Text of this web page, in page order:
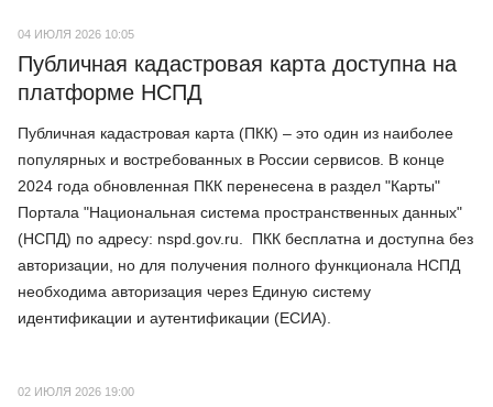
04 ИЮЛЯ 2026 10:05
Публичная кадастровая карта доступна на
платформе НСПД
Публичная кадастровая карта (ПКК) – это один из наиболее
популярных и востребованных в России сервисов. В конце
2024 года обновленная ПКК перенесена в раздел "Карты"
Портала "Национальная система пространственных данных"
(НСПД) по адресу: nspd.gov.ru. ПКК бесплатна и доступна без
авторизации, но для получения полного функционала НСПД
необходима авторизация через Единую систему
идентификации и аутентификации (ЕСИА).
02 ИЮЛЯ 2026 19:00